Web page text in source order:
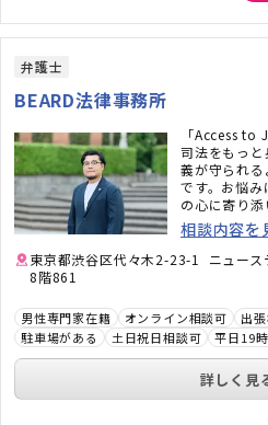
弁護士
BEARD法律事務所
「Access
司法をもっ
義が守られ
です。お悩
の心に寄り
人三脚でサポ
相談内容を
東京都渋谷区代々木2-23-1 ニュース
8階861
男性専門家在籍 オンライン相談可 出
駐車場がある
土日祝日相談可 平日19
詳しく見